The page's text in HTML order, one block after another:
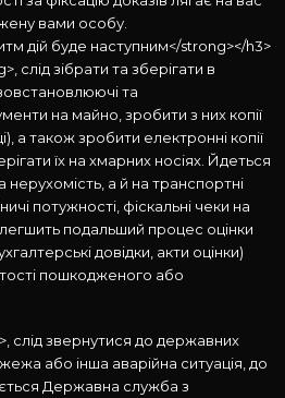
вами особу.
дій буде наступним</strong></h3>
зібрати та зберігати в
та
на майно, зробити з них копії
а також зробити електронні копії
їх на хмарних носіях. Йдеться
а й на транспортні
потужності, фіскальні чеки на
подальший процес оцінки
довідки, акти оцінки)
пошкодженого або
слід звернутися до державних
або інша аварійна ситуація, до
Державна служба з